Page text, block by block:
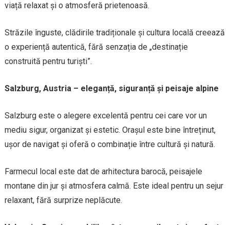
viață relaxat și o atmosferă prietenoasă.
Străzile înguste, clădirile tradiționale și cultura locală creează
o experiență autentică, fără senzația de „destinație
construită pentru turiști”.
Salzburg, Austria – eleganță, siguranță și peisaje alpine
Salzburg este o alegere excelentă pentru cei care vor un
mediu sigur, organizat și estetic. Orașul este bine întreținut,
ușor de navigat și oferă o combinație între cultură și natură.
Farmecul local este dat de arhitectura barocă, peisajele
montane din jur și atmosfera calmă. Este ideal pentru un sejur
relaxant, fără surprize neplăcute.